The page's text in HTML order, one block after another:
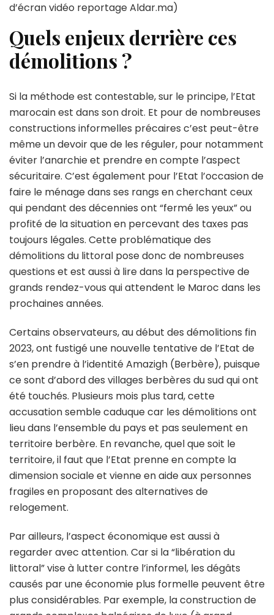
d’écran vidéo reportage Aldar.ma)
Quels enjeux derrière ces
démolitions ?
Si la méthode est contestable, sur le principe, l’Etat
marocain est dans son droit. Et pour de nombreuses
constructions informelles précaires c’est peut-être
même un devoir que de les réguler, pour notamment
éviter l’anarchie et prendre en compte l’aspect
sécuritaire. C’est également pour l’Etat l’occasion de
faire le ménage dans ses rangs en cherchant ceux
qui pendant des décennies ont “fermé les yeux” ou
profité de la situation en percevant des taxes pas
toujours légales. Cette problématique des
démolitions du littoral pose donc de nombreuses
questions et est aussi à lire dans la perspective de
grands rendez-vous qui attendent le Maroc dans les
prochaines années.
Certains observateurs, au début des démolitions fin
2023, ont fustigé une nouvelle tentative de l’Etat de
s’en prendre à l’identité Amazigh (Berbère), puisque
ce sont d’abord des villages berbères du sud qui ont
été touchés. Plusieurs mois plus tard, cette
accusation semble caduque car les démolitions ont
lieu dans l’ensemble du pays et pas seulement en
territoire berbère. En revanche, quel que soit le
territoire, il faut que l’Etat prenne en compte la
dimension sociale et vienne en aide aux personnes
fragiles en proposant des alternatives de
relogement.
Par ailleurs, l’aspect économique est aussi à
regarder avec attention. Car si la “libération du
littoral” vise à lutter contre l’informel, les dégâts
causés par une économie plus formelle peuvent être
plus considérables. Par exemple, la construction de